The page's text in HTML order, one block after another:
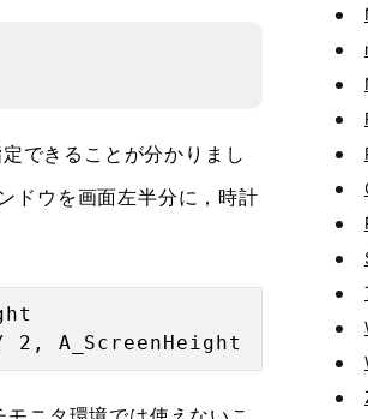
できることが分かりまし
ドウを画面左半分に，時計